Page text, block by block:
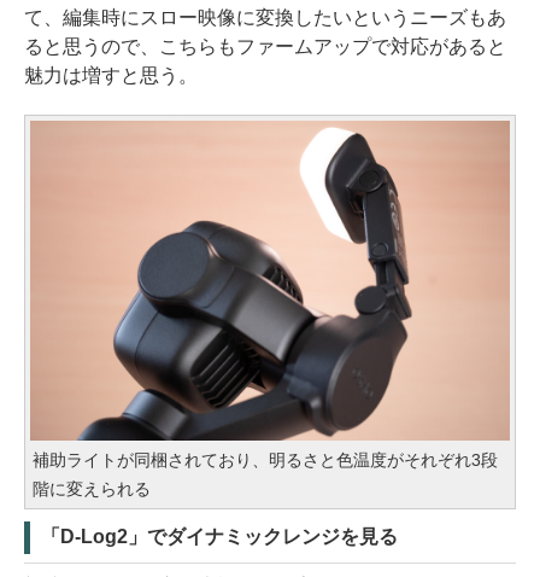
て、編集時にスロー映像に変換したいというニーズもあ
ると思うので、こちらもファームアップで対応があると
魅力は増すと思う。
補助ライトが同梱されており、明るさと色温度がそれぞれ3段
階に変えられる
「D-Log2」でダイナミックレンジを見る